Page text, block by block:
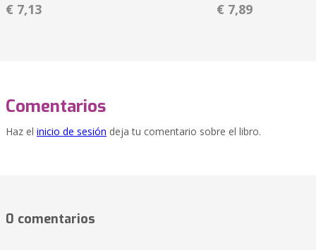
€ 7,13 € 7,89
Comentarios
Haz el inicio de sesión deja tu comentario sobre el libro.
0 comentarios